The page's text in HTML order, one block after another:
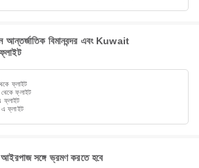
আন্তর্জাতিক বিমানবন্দর এবং Kuwait
ফ্লাইট
ফ্লাইট
ফ্লাইট
ফ্লাইট
সঙ্গে ভ্রমণ করতে হবে